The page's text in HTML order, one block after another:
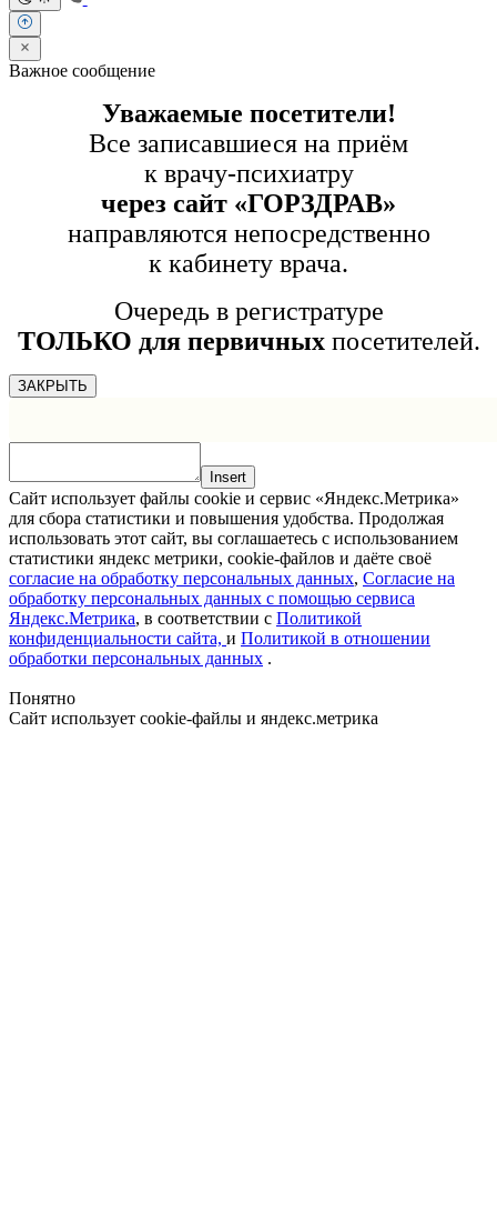
Важное сообщение
Уважаемые посетители!
Все записавшиеся на приём
к врачу-психиатру
через сайт «ГОРЗДРАВ»
направляются непосредственно
к кабинету врача.
Очередь в регистратуре
ТОЛЬКО для первичныхпосетителей.
ЗАКРЫТЬ
Insert
Сайт использует файлы cookie и сервис «Яндекс.Метрика»
для сбора статистики и повышения удобства. Продолжая
использовать этот сайт, вы соглашаетесь с использованием
статистики яндекс метрики, cookie-файлов и даёте своё
согласие на обработку персональных данных, Согласие на
обработку персональных данных с помощью сервиса
Яндекс.Метрика, в соответствии с Политикой
конфиденциальности сайта, и Политикой в отношении
обработки персональных данных .
Понятно
Сайт использует cookie-файлы и яндекс.метрика